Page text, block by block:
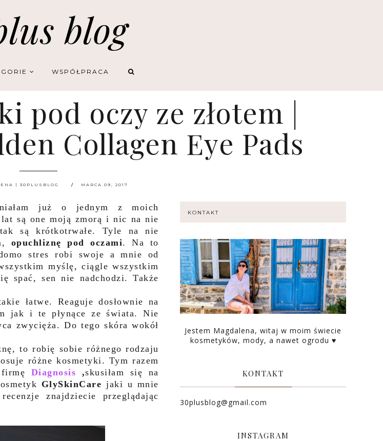
blog
WSPÓŁPRACA
pod oczy ze złotem |
Collagen Eye Pads
| 30PLUSBLOG MARCA 09, 2017
już o jednym z moich
są one moją zmorą i nic na nie
są krótkotrwałe. Tyle na nie
opuchliznę pod oczami. Na to
stres robi swoje a mnie od
myślę, ciągle wszystkim
spać, sen nie nadchodzi. Także
łatwe. Reaguje dosłownie na
jak i te płynące ze świata. Nie
zwycięża. Do tego skóra wokół
to robię sobie różnego rodzaju
różne kosmetyki. Tym razem
firmę Diagnosis ,skusiłam się na
GlySkinCare jaki u mnie
znajdziecie przeglądając
KONTAKT
Jestem Magdalena, witaj w moim świecie
kosmetyków, mody, a nawet ogrodu ♥
KONTAKT
30plusblog@gmail.com
INSTAGRAM